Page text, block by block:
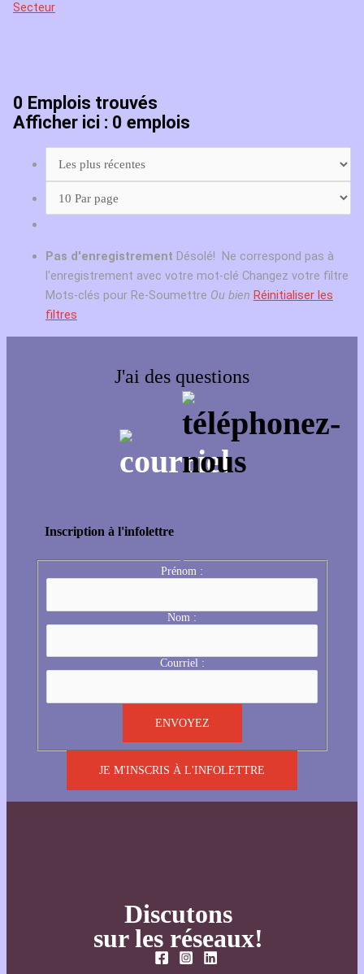
Secteur
0 Emplois trouvés
Afficher ici : 0 emplois
Pas d'enregistrement Désolé! Ne correspond pas à
l'enregistrement avec votre mot-clé Changez votre filtre
Mots-clés pour Re-Soumettre Ou bien Réinitialiser les
filtres
J'ai des questions
Inscription à l'infolettre
Prénom :
Nom :
Courriel :
JE M'INSCRIS À L'INFOLETTRE
Discutons
sur les réseaux!